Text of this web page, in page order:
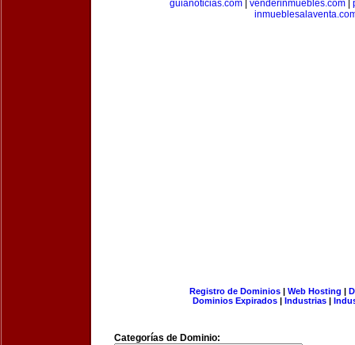
guianoticias.com| venderinmuebles.com|
Registro de Dominios| Web Hosting |
Dominios Expirados | Industrias |
Categorías de Dominio: